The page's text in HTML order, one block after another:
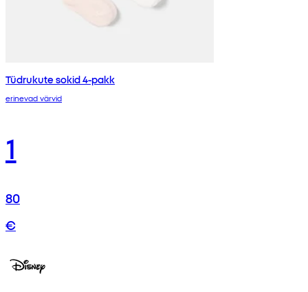
Tüdrukute sokid 4-pakk
erinevad värvid
1
80
€